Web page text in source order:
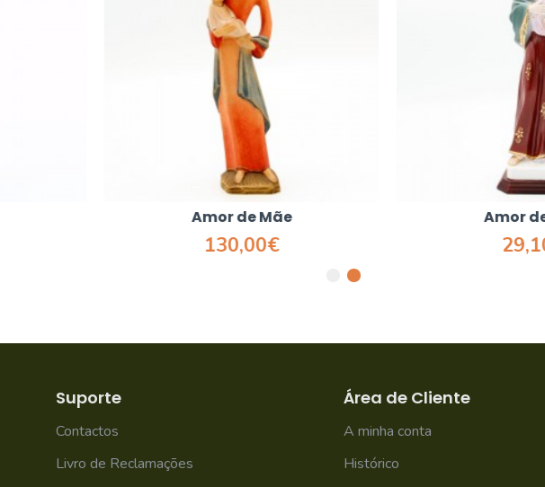
Amor de Mãe
130,00€
Amor de Mãe
29,10€
Suporte
Contactos
Livro de Reclamações
Área de Cliente
A minha conta
Histórico